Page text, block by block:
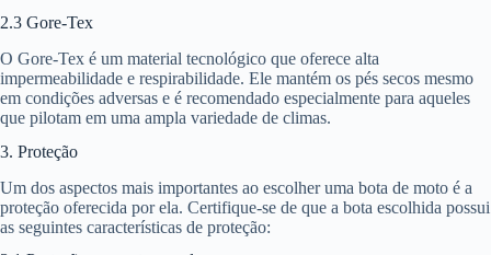
2.3 Gore-Tex
O Gore-Tex é um material tecnológico que oferece alta
impermeabilidade e respirabilidade. Ele mantém os pés secos mesmo
em condições adversas e é recomendado especialmente para aqueles
que pilotam em uma ampla variedade de climas.
3. Proteção
Um dos aspectos mais importantes ao escolher uma bota de moto é a
proteção oferecida por ela. Certifique-se de que a bota escolhida possui
as seguintes características de proteção: